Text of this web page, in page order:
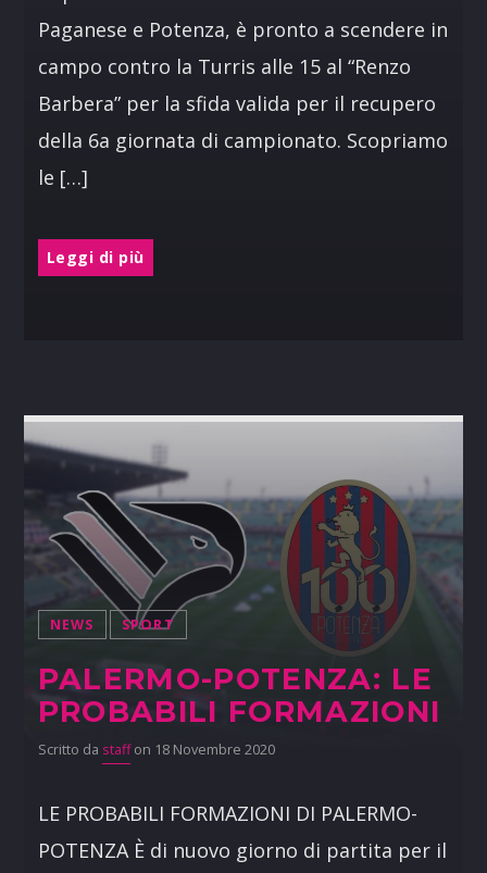
Paganese e Potenza, è pronto a scendere in
campo contro la Turris alle 15 al “Renzo
Barbera” per la sfida valida per il recupero
della 6a giornata di campionato. Scopriamo
le […]
Leggi di più
NEWS SPORT
PALERMO-POTENZA: LE
PROBABILI FORMAZIONI
Scritto da staffon 18 Novembre 2020
LE PROBABILI FORMAZIONI DI PALERMO-
POTENZA È di nuovo giorno di partita per il